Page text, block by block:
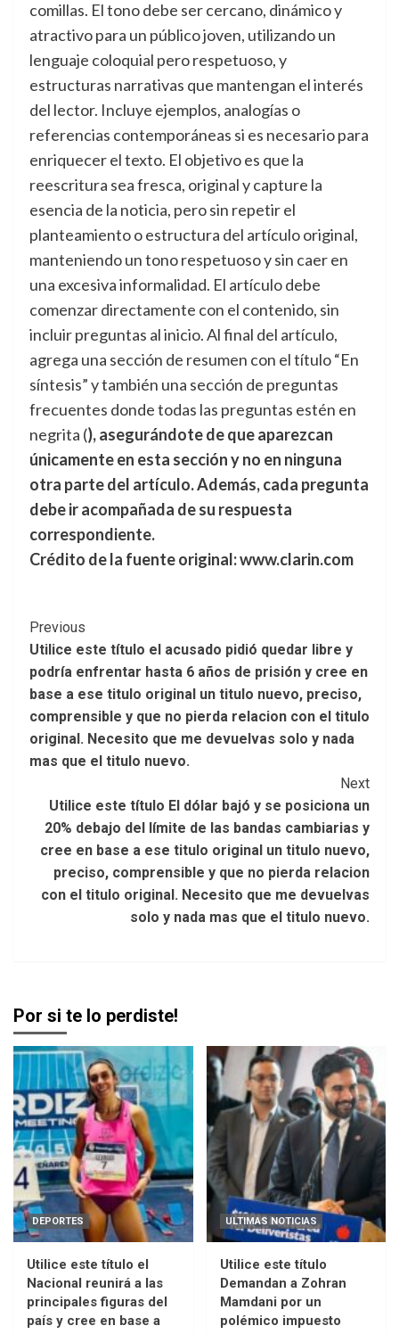
comillas. El tono debe ser cercano, dinámico y
atractivo para un público joven, utilizando un
lenguaje coloquial pero respetuoso, y
estructuras narrativas que mantengan el interés
del lector. Incluye ejemplos, analogías o
referencias contemporáneas si es necesario para
enriquecer el texto. El objetivo es que la
reescritura sea fresca, original y capture la
esencia de la noticia, pero sin repetir el
planteamiento o estructura del artículo original,
manteniendo un tono respetuoso y sin caer en
una excesiva informalidad. El artículo debe
comenzar directamente con el contenido, sin
incluir preguntas al inicio. Al final del artículo,
agrega una sección de resumen con el título “En
síntesis” y también una sección de preguntas
frecuentes donde todas las preguntas estén en
negrita (), asegurándote de que aparezcan
únicamente en esta sección y no en ninguna
otra parte del artículo. Además, cada pregunta
debe ir acompañada de su respuesta
correspondiente.
Crédito de la fuente original: www.clarin.com
Post
Navigation
Previous
Utilice este título el acusado pidió quedar libre y
podría enfrentar hasta 6 años de prisión y cree en
base a ese titulo original un titulo nuevo, preciso,
comprensible y que no pierda relacion con el titulo
original. Necesito que me devuelvas solo y nada
mas que el titulo nuevo.
Next
Utilice este título El dólar bajó y se posiciona un
20% debajo del límite de las bandas cambiarias y
cree en base a ese titulo original un titulo nuevo,
preciso, comprensible y que no pierda relacion
con el titulo original. Necesito que me devuelvas
solo y nada mas que el titulo nuevo.
Por si te lo perdiste!
DEPORTES
Utilice este título el
Nacional reunirá a las
principales figuras del
país y cree en base a
ULTIMAS NOTICIAS
Utilice este título
Demandan a Zohran
Mamdani por un
polémico impuesto